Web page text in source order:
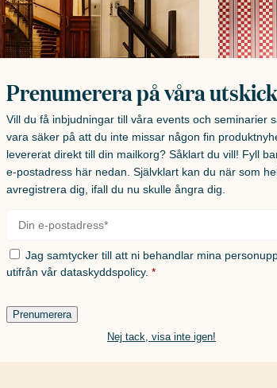
Prenumerera på våra utskick
Vill du få inbjudningar till våra events och seminarier
vara säker på att du inte missar någon fin
levererat direkt till din mailkorg? Såklart du vill! Fyll
e-postadress här nedan. Självklart kan du när som
avregistrera dig, ifall du nu skulle ångra dig.
post *
Samtycke *
Jag samtycker till att ni behandlar mina
utifrån vår dataskyddspolicy. *
Prenumerera
Nej tack, visa inte igen!